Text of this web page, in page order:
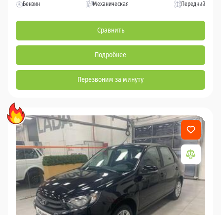
Бензин Механическая Передний
Сравнить
Подробнее
Перезвоним за минуту